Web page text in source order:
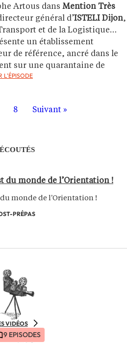
Artous dans Mention Très
général d’ISTELI Dijon,
et de la Logistique
un établissement
de référence, ancré dans le
sur une quarantaine de
France.
L'ÉPISODE
8 Suivant »
du monde de l’Orientation !
monde de l'Orientation !
PRÉPAS
9 EPISODES
VIDÉOS